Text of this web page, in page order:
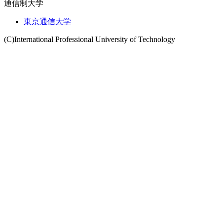
通信制大学
東京通信大学
(C)International Professional University of Technology